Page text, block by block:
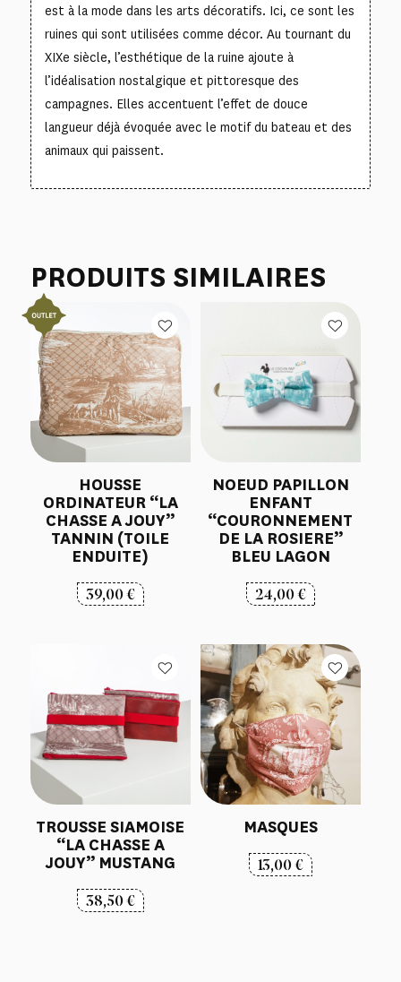
est à la mode dans les arts décoratifs. Ici, ce sont les
ruines qui sont utilisées comme décor. Au tournant du
XIXe siècle, l’esthétique de la ruine ajoute à
l’idéalisation nostalgique et pittoresque des
campagnes. Elles accentuent l’effet de douce
langueur déjà évoquée avec le motif du bateau et des
animaux qui paissent.
PRODUITS SIMILAIRES
HOUSSE
ORDINATEUR “LA
CHASSE A JOUY”
TANNIN (TOILE
ENDUITE)
39,00€
NOEUD PAPILLON
ENFANT
“COURONNEMENT
DE LA ROSIERE”
BLEU LAGON
24,00€
TROUSSE SIAMOISE
“LA CHASSE A
JOUY” MUSTANG
38,50€
MASQUES
13,00€